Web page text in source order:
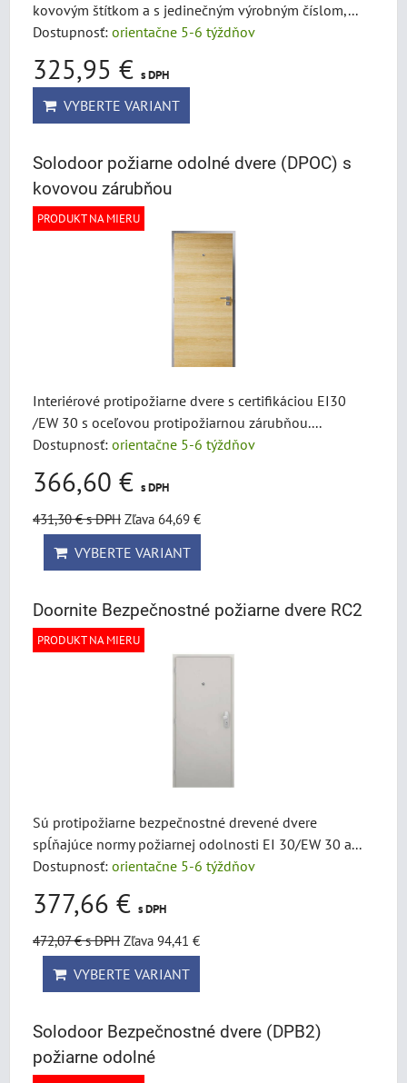
kovovým štítkom a s jedinečným výrobným číslom,...
Dostupnosť: orientačne 5-6 týždňov
325,95 € s DPH
VYBERTE VARIANT
Solodoor požiarne odolné dvere (DPOC) s
kovovou zárubňou
PRODUKT NA MIERU
Interiérové protipožiarne dvere s certifikáciou EI30
/EW 30 s oceľovou protipožiarnou zárubňou....
Dostupnosť: orientačne 5-6 týždňov
366,60 € s DPH
431,30 €s DPH Zľava 64,69 €
VYBERTE VARIANT
Doornite Bezpečnostné požiarne dvere RC2
PRODUKT NA MIERU
Sú protipožiarne bezpečnostné drevené dvere
spĺňajúce normy požiarnej odolnosti EI 30/EW 30 a...
Dostupnosť: orientačne 5-6 týždňov
377,66 € s DPH
472,07 €s DPH Zľava 94,41 €
VYBERTE VARIANT
Solodoor Bezpečnostné dvere (DPB2)
požiarne odolné